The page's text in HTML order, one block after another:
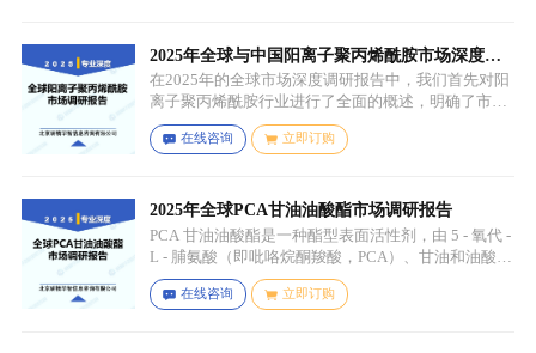
等，有时也会搭配其他颜色的蔬果（如胡萝卜、甜菜
根等）以丰富营养等绿色水果。
2025年全球与中国阳离子聚丙烯酰胺市场深度调
研报告：行业趋势与投资前景分析
在2025年的全球市场深度调研报告中，我们首先对阳
离子聚丙烯酰胺行业进行了全面的概述，明确了市场
细分与应用场景。通过对细分产品的定义与特点进行
深入分析，我们揭示了关键应用场景及其客群洞察。
在线咨询 立即订购
2025年全球PCA甘油油酸酯市场调研报告
PCA 甘油油酸酯是一种酯型表面活性剂，由 5 - 氧代 -
L - 脯氨酸（即吡咯烷酮羧酸，PCA）、甘油和油酸通
过化学反应生成，化学名称为 5 - 氧代 - L - 脯氨酸 2 -
羟基 - 3-(油酰氧基) 丙酯，分子式为 C26H45NO6，分
在线咨询 立即订购